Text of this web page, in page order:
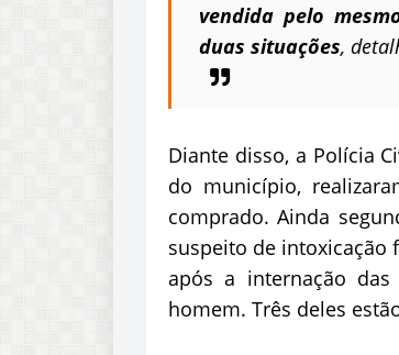
vendida pelo
duas situações,
Diante disso, a Polícia
do município,
comprado. Ainda
suspeito de intoxicação
após a internação
homem. Três deles